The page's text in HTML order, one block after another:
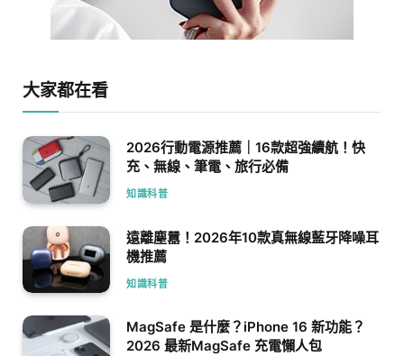
大家都在看
2026行動電源推薦｜16款超強續航！快
充、無線、筆電、旅行必備
知識科普
遠離塵囂！2026年10款真無線藍牙降噪耳
機推薦
知識科普
MagSafe 是什麼？iPhone 16 新功能？
2026 最新MagSafe 充電懶人包